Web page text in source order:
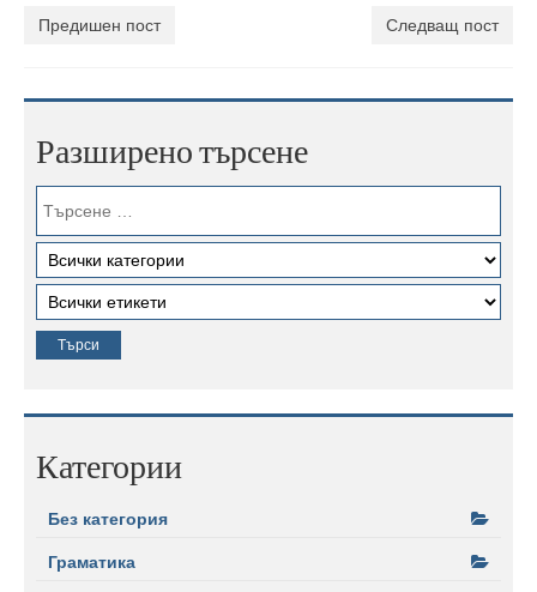
Предишен пост
Следващ пост
Разширено търсене
Категории
Без категория
Граматика